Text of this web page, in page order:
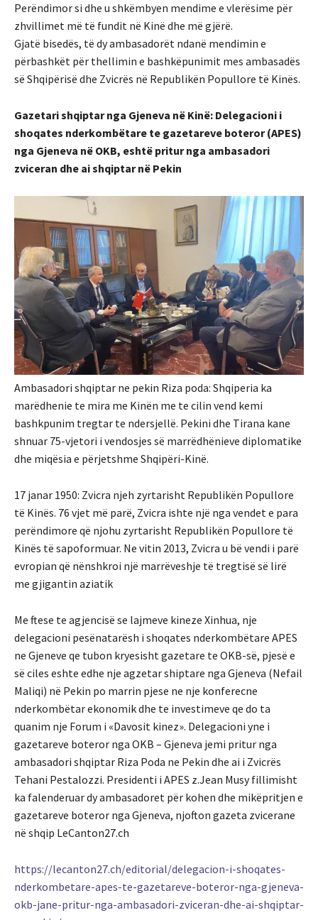
Perëndimor si dhe u shkëmbyen mendime e vlerësime për
zhvillimet më të fundit në Kinë dhe më gjërë.
Gjatë bisedës, të dy ambasadorët ndanë mendimin e
përbashkët për thellimin e bashkëpunimit mes ambasadës
së Shqipërisë dhe Zvicrës në Republikën Popullore të Kinës.
Gazetari shqiptar nga Gjeneva në Kinë: Delegacioni i
shoqates nderkombëtare te gazetareve boteror (APES)
nga Gjeneva në OKB, eshtë pritur nga ambasadori
zviceran dhe ai shqiptar në Pekin
Ambasadori shqiptar ne pekin Riza poda: Shqiperia ka
marëdhenie te mira me Kinën me te cilin vend kemi
bashkpunim tregtar te ndersjellë. Pekini dhe Tirana kane
shnuar 75-vjetori i vendosjes së marrëdhënieve diplomatike
dhe miqësia e përjetshme Shqipëri-Kinë.
17 janar 1950: Zvicra njeh zyrtarisht Republikën Popullore
të Kinës. 76 vjet më parë, Zvicra ishte një nga vendet e para
perëndimore që njohu zyrtarisht Republikën Popullore të
Kinës të sapoformuar. Ne vitin 2013, Zvicra u bë vendi i parë
evropian që nënshkroi një marrëveshje të tregtisë së lirë
me gjigantin aziatik
Me ftese te agjencisë se lajmeve kineze Xinhua, nje
delegacioni pesënatarësh i shoqates nderkombëtare APES
ne Gjeneve qe tubon kryesisht gazetare te OKB-së, pjesë e
së ciles eshte edhe nje agzetar shiptare nga Gjeneva (Nefail
Maliqi) në Pekin po marrin pjese ne nje konferecne
nderkombëtar ekonomik dhe te investimeve qe do ta
quanim nje Forum i «Davosit kinez». Delegacioni yne i
gazetareve boteror nga OKB – Gjeneva jemi pritur nga
ambasadori shqiptar Riza Poda ne Pekin dhe ai i Zvicrës
Tehani Pestalozzi. Presidenti i APES z.Jean Musy fillimisht
ka falenderuar dy ambasadoret për kohen dhe mikëpritjen e
gazetareve boteror nga Gjeneva, njofton gazeta zvicerane
në shqip LeCanton27.ch
https://lecanton27.ch/editorial/delegacion-i-shoqates-
nderkombetare-apes-te-gazetareve-boteror-nga-gjeneva-
okb-jane-pritur-nga-ambasadori-zviceran-dhe-ai-shqiptar-